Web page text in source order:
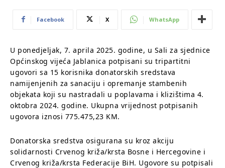
Facebook X WhatsApp
U ponedjeljak, 7. aprila 2025. godine, u Sali za sjednice
Općinskog vijeća Jablanica potpisani su tripartitni
ugovori sa 15 korisnika donatorskih sredstava
namijenjenih za sanaciju i opremanje stambenih
objekata koji su nastradali u poplavama i klizištima 4.
oktobra 2024. godine. Ukupna vrijednost potpisanih
ugovora iznosi 775.475,23 KM.
Donatorska sredstva osigurana su kroz akciju
solidarnosti Crvenog križa/krsta Bosne i Hercegovine i
Crvenog križa/krsta Federacije BiH. Ugovore su potpisali